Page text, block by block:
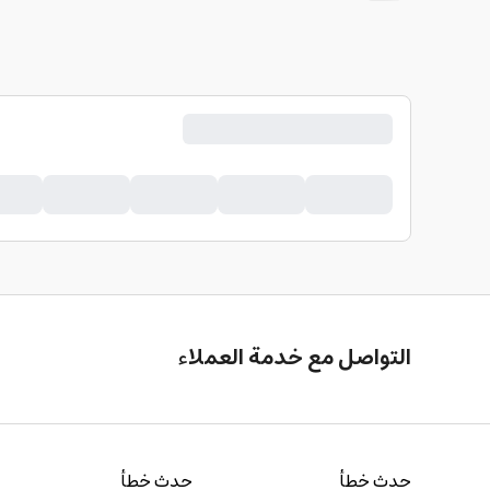
التواصل مع خدمة العملاء
حدث خطأ حدث خطأ